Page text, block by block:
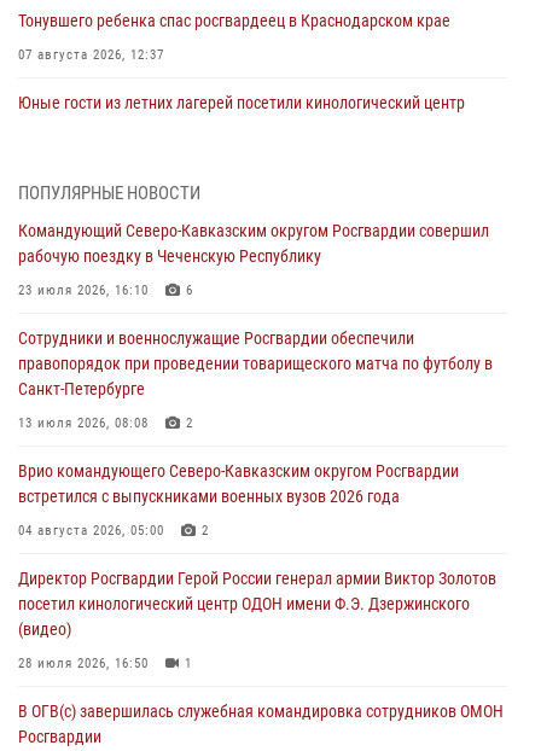
Тонувшего ребенка спас росгвардеец в Краснодарском крае
07 августа 2026, 12:37
Юные гости из летних лагерей посетили кинологический центр
выпуска «Легенды армии с Александром Маршалом»
07 августа 2026, 12:00
ветераны военной контрразведки почтили память Николая
Кузнецова
07 августа 2026, 12:00
Смольного собора в Санкт-Петербурге (видео)
07 августа 2026, 11:34
взрывобезопасности
ПОПУЛЯРНЫЕ НОВОСТИ
Командующий Северо-Кавказским округом Росгвардии совершил
рабочую поездку в Чеченскую Республику
23 июля 2026, 16:10 6
Сотрудники и военнослужащие Росгвардии обеспечили
правопорядок при проведении товарищеского матча по футболу в
Санкт-Петербурге
13 июля 2026, 08:08 2
Врио командующего Северо-Кавказским округом Росгвардии
встретился с выпускниками военных вузов 2026 года
04 августа 2026, 05:00 2
Директор Росгвардии Герой России генерал армии Виктор Золотов
посетил кинологический центр ОДОН имени Ф.Э. Дзержинского
(видео)
28 июля 2026, 16:50 1
В ОГВ(с) завершилась служебная командировка сотрудников ОМОН
Росгвардии